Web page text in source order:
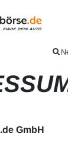
GmbH